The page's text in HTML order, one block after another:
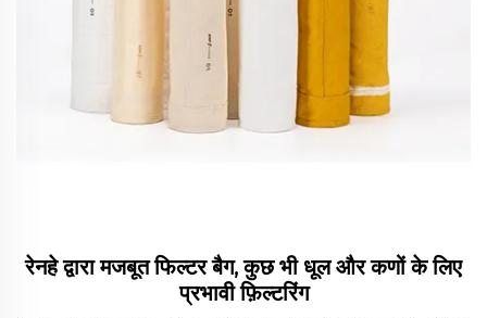
रेनहे द्वारा मजबूत फिल्टर बैग, कुछ भी धूल और कणों के लिए
प्रभावी फ़िल्टरिंग